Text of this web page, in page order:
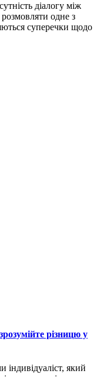
діалогу між
одне з
суперечки щодо
різницю у
індивідуаліст, який